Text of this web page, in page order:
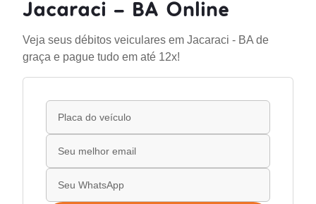
Jacaraci - BA Online
Veja seus débitos veiculares em Jacaraci - BA de
graça e pague tudo em até 12x!